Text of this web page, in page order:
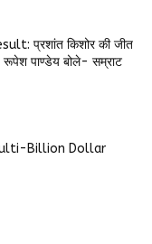
प्रशांत किशोर की जीत
रूपेश पाण्डेय बोले- सम्राट
Billion Dollar